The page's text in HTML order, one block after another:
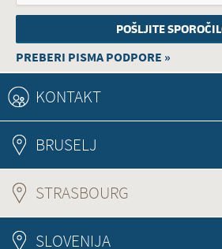
PREBERI PISMA PODPORE »
KONTAKT
BRUSELJ
STRASBOURG
SLOVENIJA